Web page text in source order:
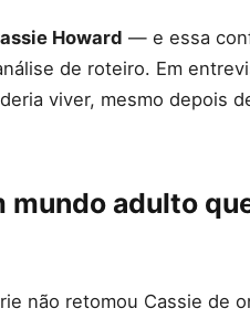
Howard — e essa
de roteiro. Em
viver, mesmo depois
adulto
não retomou Cassie de